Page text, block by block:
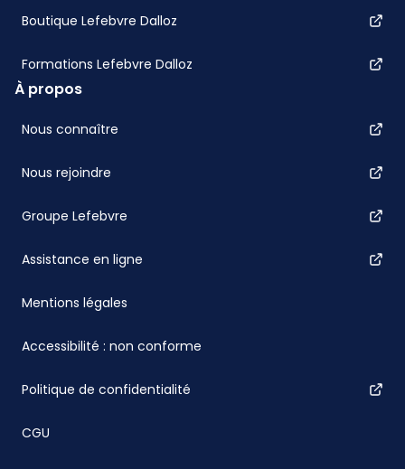
Boutique Lefebvre Dalloz
Formations Lefebvre Dalloz
À propos
Nous connaître
Nous rejoindre
Groupe Lefebvre
Assistance en ligne
Mentions légales
Accessibilité : non conforme
Politique de confidentialité
CGU